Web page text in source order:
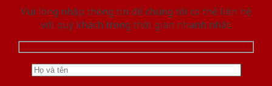
Vui lòng nhập thông tin để chúng tôi có thể liên hệ
với quý khách trong thời gian nhanh nhất.